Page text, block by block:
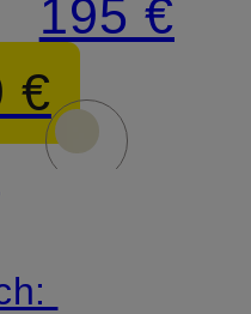
€
195 €